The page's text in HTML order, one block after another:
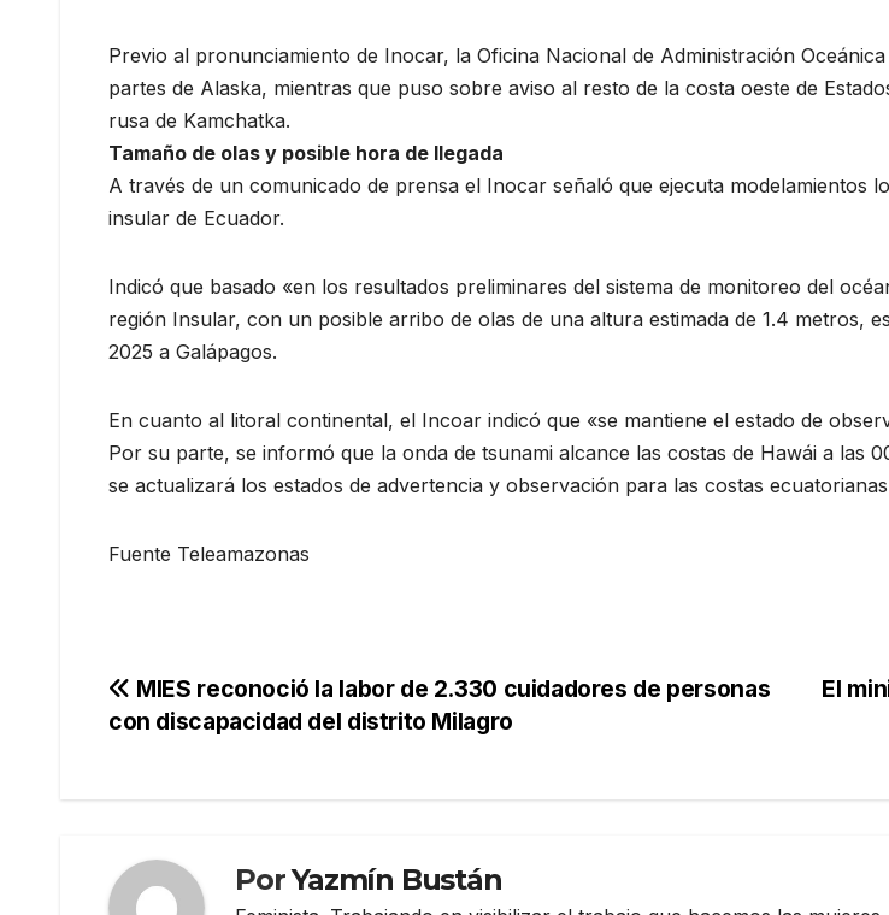
Previo al pronunciamiento de Inocar, la Oficina Nacional de Administración
partes de Alaska, mientras que puso sobre aviso al resto de la costa oeste de
rusa de Kamchatka.
Tamaño de olas y posible hora de llegada
A través de un comunicado de prensa el Inocar señaló que ejecuta
insular de Ecuador.
Indicó que basado «en los resultados preliminares del sistema de monitoreo del
región Insular, con un posible arribo de olas de una altura estimada de 1.4 metros,
2025 a Galápagos.
En cuanto al litoral continental, el Incoar indicó que «se mantiene el estado de
Por su parte, se informó que la onda de tsunami alcance las costas de Hawái a las
se actualizará los estados de advertencia y observación para las costas
Fuente Teleamazonas
Navegación
El
MIES reconoció la labor de 2.330 cuidadores de personas
con discapacidad del distrito Milagro
PorYazmín Bustán